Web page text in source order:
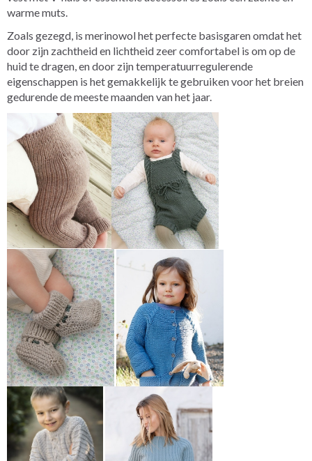
warme muts.
Zoals gezegd, is merinowol het perfecte basisgaren omdat het
door zijn zachtheid en lichtheid zeer comfortabel is om op de
huid te dragen, en door zijn temperatuurregulerende
eigenschappen is het gemakkelijk te gebruiken voor het breien
gedurende de meeste maanden van het jaar.